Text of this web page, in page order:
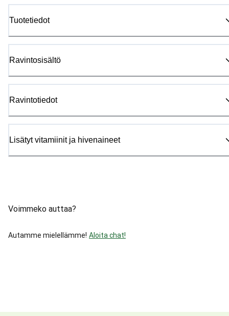
Tuotetiedot
Ravintosisältö
Ravintotiedot
Lisätyt vitamiinit ja hivenaineet
Voimmeko auttaa?
Autamme mielellämme! Aloita chat!